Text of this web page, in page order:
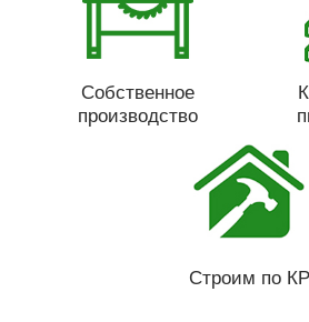
Собственное
производство
Строим по КР